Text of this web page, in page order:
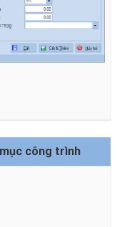
công trình